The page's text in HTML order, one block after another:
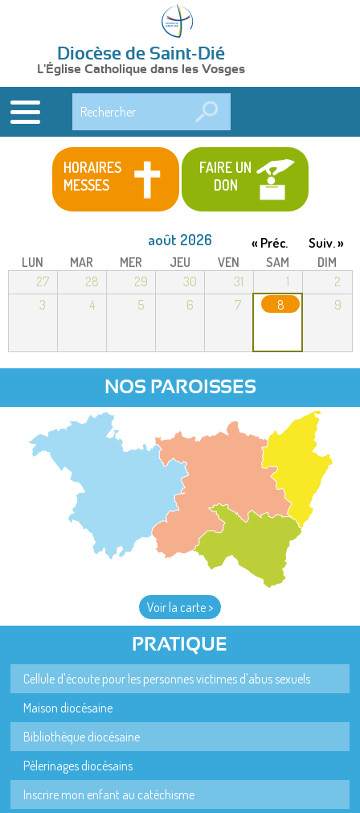
Diocèse de Saint-Dié
L'Église Catholique dans les Vosges
HORAIRES
MESSES
FAIRE UN
DON
août 2026 « Préc. Suiv. »
LUN MAR MER JEU VEN SAM
DIM
27
28 29 30 31 1
2
3
4 5 6 7 8 9
NOS PAROISSES
Voir la carte >
PRATIQUE
Cellule d'écoute pour les personnes victimes d'abus sexuels
Maison diocésaine
Bibliothèque diocésaine
Pèlerinages diocésains
Inscrire mon enfant au catéchisme